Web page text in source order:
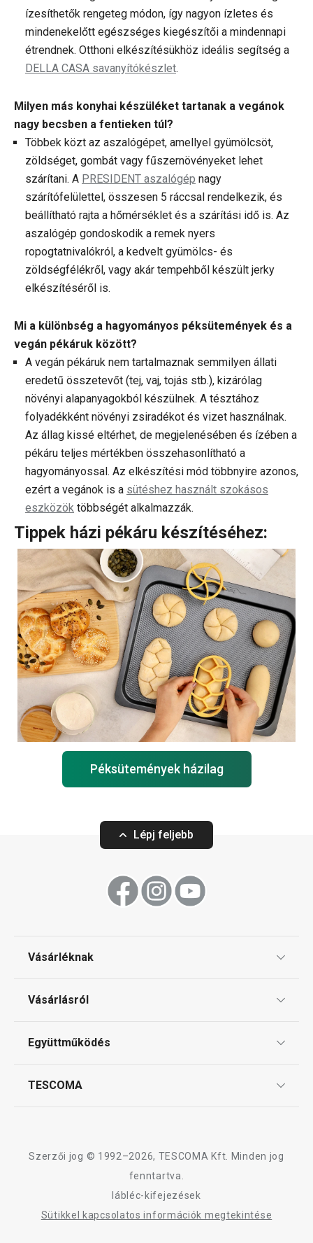
ízesíthetők rengeteg módon, így nagyon ízletes és
mindenekelőtt egészséges kiegészítői a mindennapi
étrendnek. Otthoni elkészítésükhöz ideális segítség a
DELLA CASA savanyítókészlet.
Milyen más konyhai készüléket tartanak a vegánok
nagy becsben a fentieken túl?
Többek közt az aszalógépet, amellyel gyümölcsöt,
zöldséget, gombát vagy fűszernövényeket lehet
szárítani. A PRESIDENT aszalógép nagy
szárítófelülettel, összesen 5 ráccsal rendelkezik, és
beállítható rajta a hőmérséklet és a szárítási idő is. Az
aszalógép gondoskodik a remek nyers
ropogtatnivalókról, a kedvelt gyümölcs- és
zöldségfélékről, vagy akár tempehből készült jerky
elkészítéséről is.
Mi a különbség a hagyományos péksütemények és a
vegán pékáruk között?
A vegán pékáruk nem tartalmaznak semmilyen állati
eredetű összetevőt (tej, vaj, tojás stb.), kizárólag
növényi alapanyagokból készülnek. A tésztához
folyadékként növényi zsiradékot és vizet használnak.
Az állag kissé eltérhet, de megjelenésében és ízében a
pékáru teljes mértékben összehasonlítható a
hagyományossal. Az elkészítési mód többnyire azonos,
ezért a vegánok is a sütéshez használt szokásos
eszközök többségét alkalmazzák.
Tippek házi pékáru készítéséhez:
Péksütemények házilag
Lépj feljebb
Vásárléknak
Gyakori kérdések
Vásárlásról
Reklamáció és termékvisszaküldés
Együttműködés
TESCOMA
Szerzői jog © 1992–2026, TESCOMA Kft. Minden jog
fenntartva.
lábléc-kifejezések
Sütikkel kapcsolatos információk megtekintése